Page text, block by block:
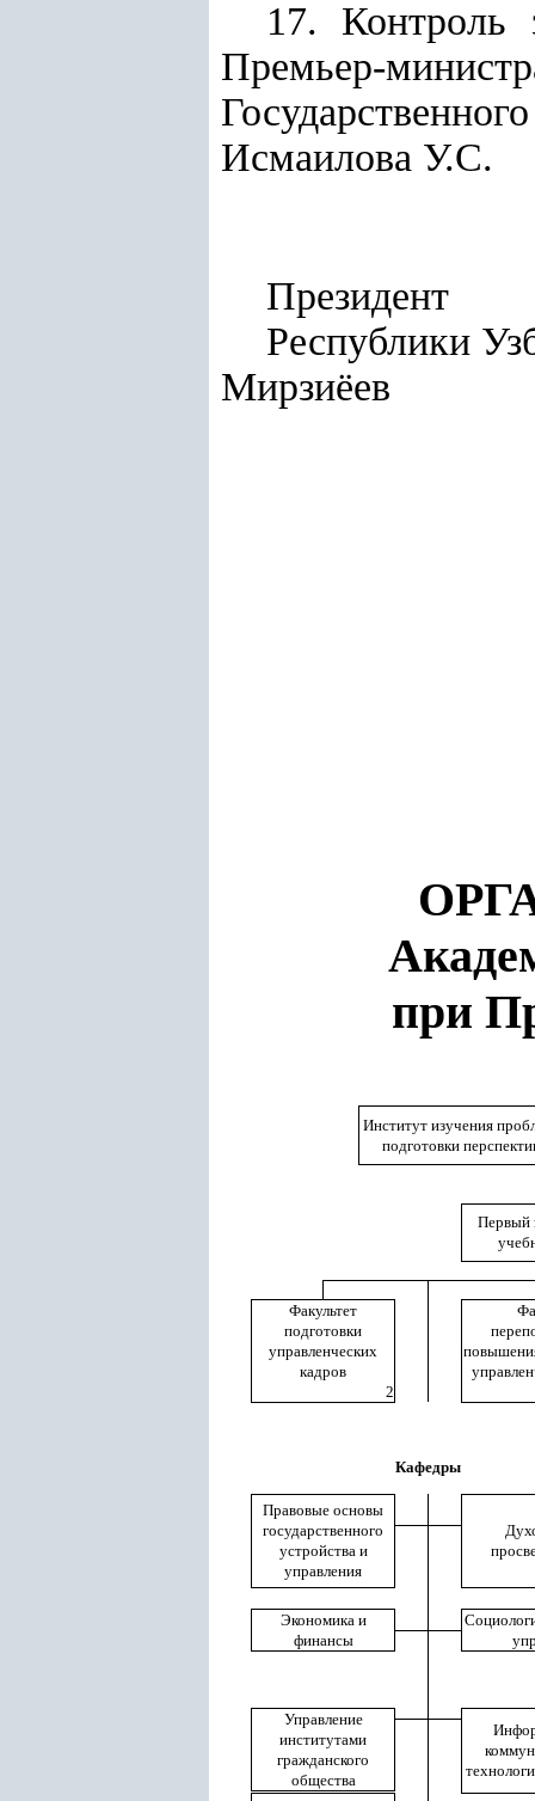
17. Контроль
Премьер-
Исмаилова У.С.
Президент
Мирзиёев
при
Институт изучения
подготовки
Первый
Факультет
подготовки
управленческих
кадров
2
Кафедры
Правовые основы
государственного
устройства и
управления
Экономика и
финансы
Управление
институтами
гражданского
общества